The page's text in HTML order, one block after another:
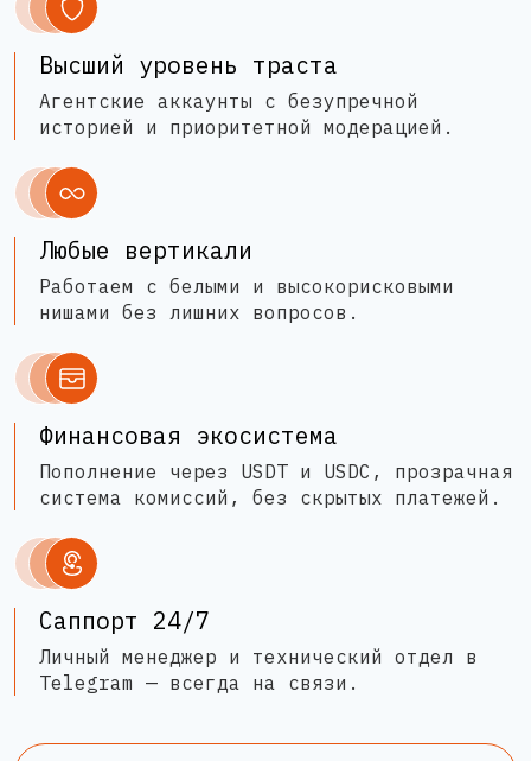
Высший уровень траста
Агентские аккаунты с безупречной
историей и приоритетной модерацией.
Любые вертикали
Работаем с белыми и высокорисковыми
нишами без лишних вопросов.
Финансовая экосистема
Пополнение через USDT и USDC, прозрачная
система комиссий, без скрытых платежей.
Саппорт 24/7
Личный менеджер и технический отдел в
Telegram — всегда на связи.